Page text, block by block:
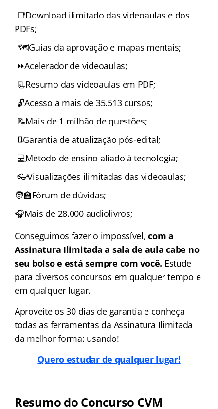
📑Download ilimitado das videoaulas e dos
PDFs;
🗺️Guias da aprovação e mapas mentais;
⏩Acelerador de videoaulas;
📃Resumo das videoaulas em PDF;
🔓Acesso a mais de 35.513 cursos;
📝Mais de 1 milhão de questões;
🔃Garantia de atualização pós-edital;
💻Método de ensino aliado à tecnologia;
👓Visualizações ilimitadas das videoaulas;
🧑‍🏫Fórum de dúvidas;
🎧Mais de 28.000 audiolivros;
Conseguimos fazer o impossível,com a
Assinatura Ilimitada a sala de aula cabe no
seu bolso e está sempre com você. Estude
para diversos concursos em qualquer tempo e
em qualquer lugar.
Aproveite os 30 dias de garantia e conheça
todas as ferramentas da Assinatura Ilimitada
da melhor forma: usando!
Quero estudar de qualquer lugar!
Resumo do Concurso CVM